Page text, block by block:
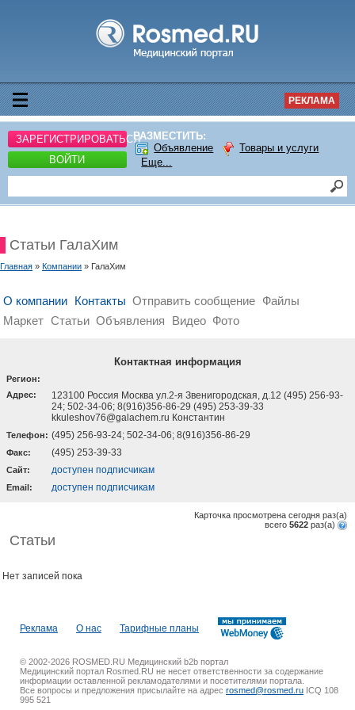
РЕКЛАМА
ЗАРЕГИСТРИРОВАТЬСЯ
ВОЙТИ
РАЗМЕСТИТЬ:
Объявление
Товары и услуги
Еще...
Статьи ГалаХим
Главная » Компании » ГалаХим
О компании Контакты Отправить сообщение Файлы
Маркет Статьи Объявления Видео Фото
Контактная информация
Регион:
Адрес:
123100 Россия Москва ул.2-я Звенигородская, д.12 (495) 256-93-
24; 502-34-06; 8(916)356-86-29 (495) 253-39-33
kkuleshov76@galachem.ru Константин
Телефон: (495) 256-93-24; 502-34-06; 8(916)356-86-29
Факс: (495) 253-39-33
Cайт: доступен подписчикам
Email: доступен подписчикам
Карточка просмотрена сегодня раз(a)
всего 5622 раз(a)
Статьи
Нет записей пока
Реклама О нас Тарифные планы
© 2002-2026 ROSMED.RU Медицинский b2b портал
Медицинский портал Rosmed.RU не несет ответственности за содержание
информации оставленной рекламодателями и посетителями портала.
Все вопросы и предложения присылайте на адрес rosmed@rosmed.ru ICQ 108
995 521